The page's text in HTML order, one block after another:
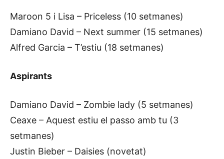
Maroon 5 i Lisa – Priceless (10 setmanes)
Damiano David – Next summer (15 setmanes)
Alfred Garcia – T’estiu (18 setmanes)
Aspirants
Damiano David – Zombie lady (5 setmanes)
Ceaxe – Aquest estiu el passo amb tu (3
setmanes)
Justin Bieber – Daisies (novetat)